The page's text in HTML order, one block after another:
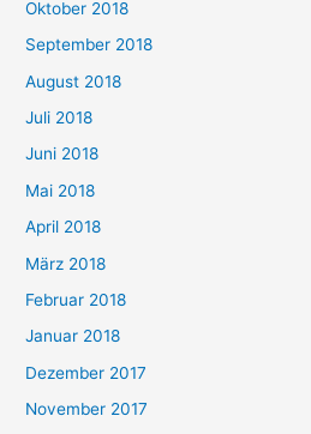
Oktober 2018
September 2018
August 2018
Juli 2018
Juni 2018
Mai 2018
April 2018
März 2018
Februar 2018
Januar 2018
Dezember 2017
November 2017